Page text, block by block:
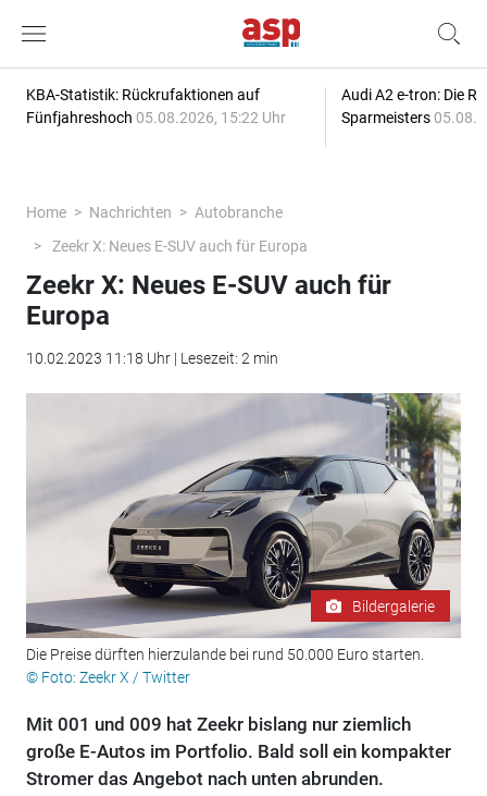
KBA-Statistik: Rückrufaktionen auf
Fünfjahreshoch 05.08.2026, 15:22 Uhr
Audi A2 e-tron: Die
Sparmeisters
Home Nachrichten
Autobranche
Zeekr X: Neues E-SUV auch für Europa
Zeekr X: Neues E-SUV auch für
Europa
10.02.2023 11:18 Uhr | Lesezeit: 2 min
Bildergalerie
Die Preise dürften hierzulande bei rund 50.000 Euro starten.
© Foto: Zeekr X / Twitter
Mit 001 und 009 hat Zeekr bislang nur ziemlich
große E-Autos im Portfolio. Bald soll ein kompakter
Stromer das Angebot nach unten abrunden.